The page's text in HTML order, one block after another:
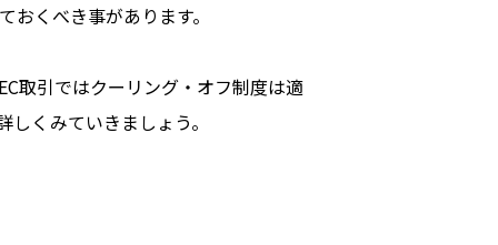
くべき事があります。
取引ではクーリング・オフ制度は適
くみていきましょう。